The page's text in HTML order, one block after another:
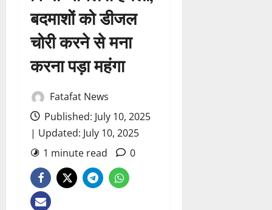
बदमाशों को डीजल
चोरी करने से मना
करना पड़ा महंगा
Fatafat News
Published: July 10, 2025
| Updated: July 10, 2025
1 minute read
0